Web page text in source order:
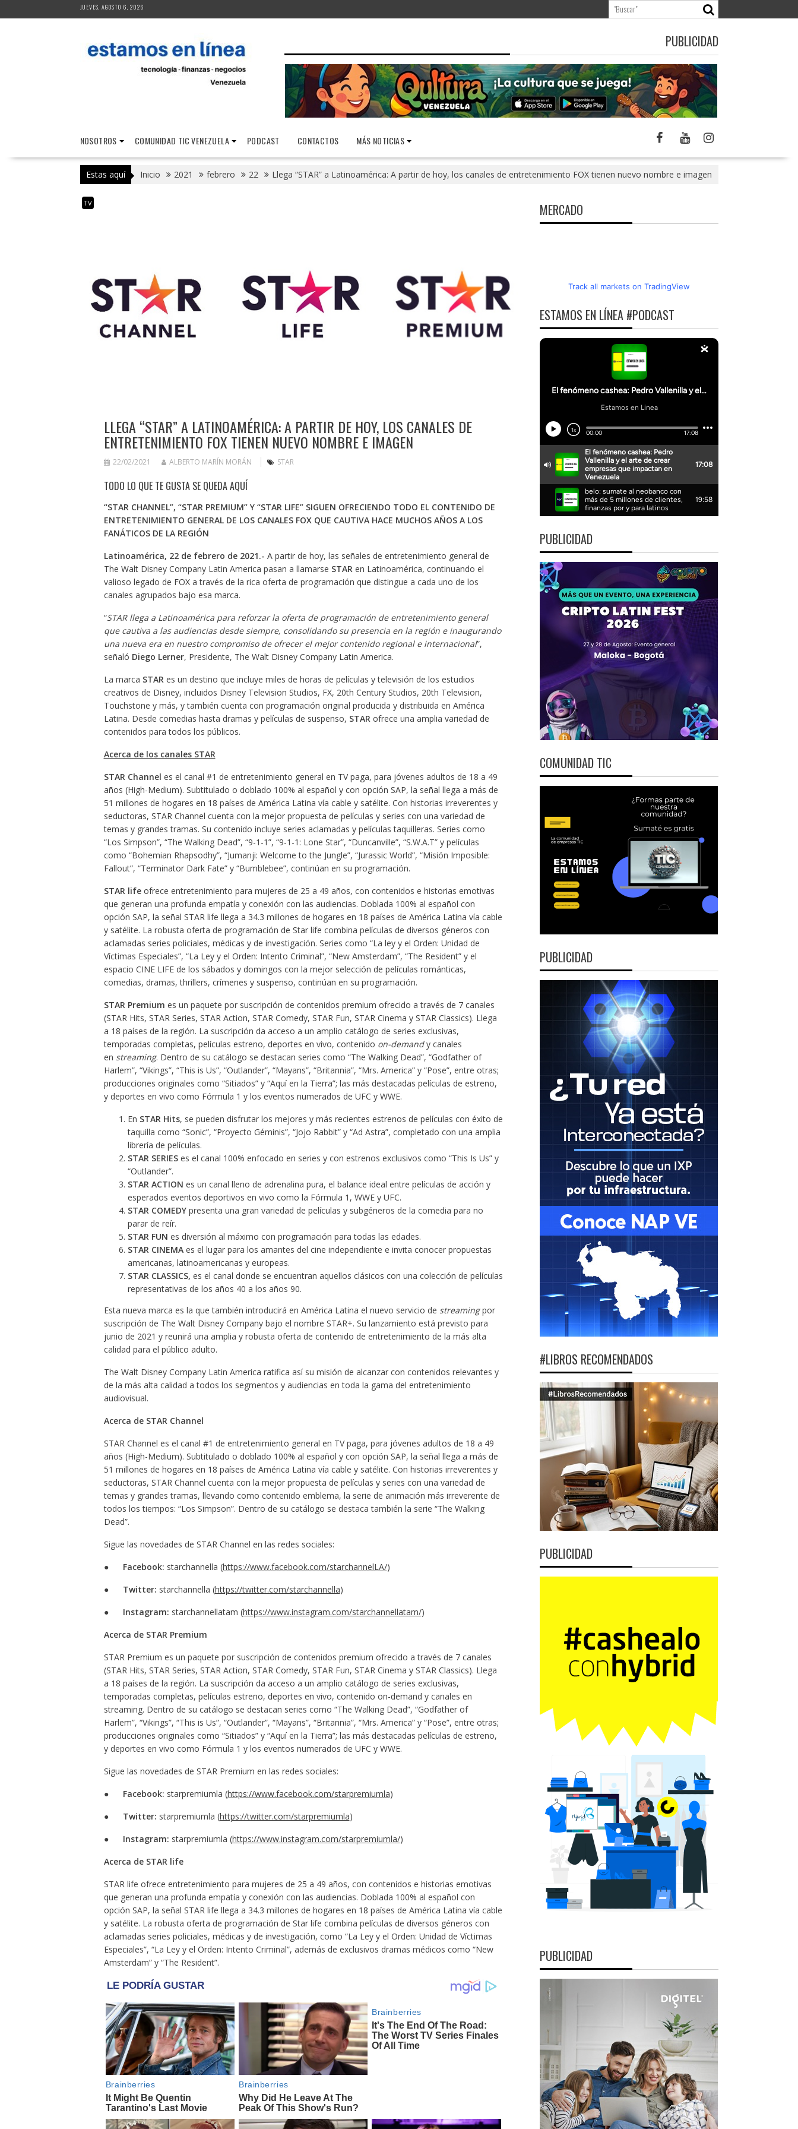
al
JUEVES, AGOSTO 6, 2026
PUBLICIDAD
NOSOTROS COMUNIDAD TIC VENEZUELA PODCAST CONTACTOS MÁS NOTICIAS
Estas aquí Inicio 2021 febrero 22 Llega “STAR” a Latinoamérica: A partir de hoy, los canales de entretenimiento FOX tienen nuevo nombre e imagen
TV
LLEGA “STAR” A LATINOAMÉRICA: A PARTIR DE HOY, LOS CANALES DE
ENTRETENIMIENTO FOX TIENEN NUEVO NOMBRE E IMAGEN
22/02/2021 ALBERTO MARÍN MORÁN STAR
TODO LO QUE TE GUSTA SE QUEDA AQUÍ
“STAR CHANNEL”, “STAR PREMIUM” Y “STAR LIFE” SIGUEN OFRECIENDO TODO EL CONTENIDO DE
ENTRETENIMIENTO GENERAL DE LOS CANALES FOX QUE CAUTIVA HACE MUCHOS AÑOS A LOS
FANÁTICOS DE LA REGIÓN
Latinoamérica, 22 de febrero de 2021.- A partir de hoy, las señales de entretenimiento general de
The Walt Disney Company Latin America pasan a llamarse STAR en Latinoamérica, continuando el
valioso legado de FOX a través de la rica oferta de programación que distingue a cada uno de los
canales agrupados bajo esa marca.
“STAR llega a Latinoamérica para reforzar la oferta de programación de entretenimiento general
que cautiva a las audiencias desde siempre, consolidando su presencia en la región e inaugurando
una nueva era en nuestro compromiso de ofrecer el mejor contenido regional e internacional”,
señaló Diego Lerner, Presidente, The Walt Disney Company Latin America.
La marca STAR es un destino que incluye miles de horas de películas y televisión de los estudios
creativos de Disney, incluidos Disney Television Studios, FX, 20th Century Studios, 20th Television,
Touchstone y más, y también cuenta con programación original producida y distribuida en América
Latina. Desde comedias hasta dramas y películas de suspenso, STAR ofrece una amplia variedad de
contenidos para todos los públicos.
Acerca de los canales STAR
STAR Channel es el canal #1 de entretenimiento general en TV paga, para jóvenes adultos de 18 a 49
años (High-Medium). Subtitulado o doblado 100% al español y con opción SAP, la señal llega a más de
51 millones de hogares en 18 países de América Latina vía cable y satélite. Con historias irreverentes y
seductoras, STAR Channel cuenta con la mejor propuesta de películas y series con una variedad de
temas y grandes tramas. Su contenido incluye series aclamadas y películas taquilleras. Series como
“Los Simpson”, “The Walking Dead”, “9-1-1”, “9-1-1: Lone Star”, “Duncanville”, “S.W.A.T” y películas
como “Bohemian Rhapsodhy”, “Jumanji: Welcome to the Jungle”, “Jurassic World”, “Misión Imposible:
Fallout”, “Terminator Dark Fate” y “Bumblebee”, continúan en su programación.
STAR lifeofrece entretenimiento para mujeres de 25 a 49 años, con contenidos e historias emotivas
que generan una profunda empatía y conexión con las audiencias. Doblada 100% al español con
opción SAP, la señal STAR life llega a 34.3 millones de hogares en 18 países de América Latina vía cable
y satélite. La robusta oferta de programación de Star life combina películas de diversos géneros con
aclamadas series policiales, médicas y de investigación. Series como “La ley y el Orden: Unidad de
Víctimas Especiales”, “La Ley y el Orden: Intento Criminal”, “New Amsterdam”, “The Resident” y el
espacio CINE LIFE de los sábados y domingos con la mejor selección de películas románticas,
comedias, dramas, thrillers, crímenes y suspenso, continúan en su programación.
STAR Premium es un paquete por suscripción de contenidos premium ofrecido a través de 7 canales
(STAR Hits, STAR Series, STAR Action, STAR Comedy, STAR Fun, STAR Cinema y STAR Classics). Llega
a 18 países de la región. La suscripción da acceso a un amplio catálogo de series exclusivas,
temporadas completas, películas estreno, deportes en vivo, contenido on-demandy canales
en streaming. Dentro de su catálogo se destacan series como “The Walking Dead”, “Godfather of
Harlem”, “Vikings”, “This is Us”, “Outlander”, “Mayans”, “Britannia”, “Mrs. America” y “Pose”, entre otras;
producciones originales como “Sitiados” y “Aquí en la Tierra”; las más destacadas películas de estreno,
y deportes en vivo como Fórmula 1 y los eventos numerados de UFC y WWE.
En STAR Hits, se pueden disfrutar los mejores y más recientes estrenos de películas con éxito de
taquilla como “Sonic”, “Proyecto Géminis”, “Jojo Rabbit” y “Ad Astra”, completado con una amplia
librería de películas.
STAR SERIESes el canal 100% enfocado en series y con estrenos exclusivos como “This Is Us” y
“Outlander”.
STAR ACTION es un canal lleno de adrenalina pura, el balance ideal entre películas de acción y
esperados eventos deportivos en vivo como la Fórmula 1, WWE y UFC.
STAR COMEDYpresenta una gran variedad de películas y subgéneros de la comedia para no
parar de reír.
STAR FUN es diversión al máximo con programación para todas las edades.
STAR CINEMA es el lugar para los amantes del cine independiente e invita conocer propuestas
americanas, latinoamericanas y europeas.
STAR CLASSICS, es el canal donde se encuentran aquellos clásicos con una colección de películas
representativas de los años 40 a los años 90.
Esta nueva marca es la que también introducirá en América Latina el nuevo servicio de streamingpor
suscripción de The Walt Disney Company bajo el nombre STAR+. Su lanzamiento está previsto para
junio de 2021 y reunirá una amplia y robusta oferta de contenido de entretenimiento de la más alta
calidad para el público adulto.
The Walt Disney Company Latin America ratifica así su misión de alcanzar con contenidos relevantes y
de la más alta calidad a todos los segmentos y audiencias en toda la gama del entretenimiento
audiovisual.
Acerca de STAR Channel
STAR Channel es el canal #1 de entretenimiento general en TV paga, para jóvenes adultos de 18 a 49
años (High-Medium). Subtitulado o doblado 100% al español y con opción SAP, la señal llega a más de
51 millones de hogares en 18 países de América Latina vía cable y satélite. Con historias irreverentes y
seductoras, STAR Channel cuenta con la mejor propuesta de películas y series con una variedad de
temas y grandes tramas, llevando como contenido emblema, la serie de animación más irreverente de
todos los tiempos: “Los Simpson”. Dentro de su catálogo se destaca también la serie “The Walking
Dead”.
Sigue las novedades de STAR Channel en las redes sociales:
● Facebook: starchannella (https://www.facebook.com/starchannelLA/)
● Twitter: starchannella (https://twitter.com/starchannella)
● Instagram: starchannellatam (https://www.instagram.com/starchannellatam/)
Acerca de STAR Premium
STAR Premium es un paquete por suscripción de contenidos premium ofrecido a través de 7 canales
(STAR Hits, STAR Series, STAR Action, STAR Comedy, STAR Fun, STAR Cinema y STAR Classics). Llega
a 18 países de la región. La suscripción da acceso a un amplio catálogo de series exclusivas,
temporadas completas, películas estreno, deportes en vivo, contenido on-demand y canales en
streaming. Dentro de su catálogo se destacan series como “The Walking Dead”, “Godfather of
Harlem”, “Vikings”, “This is Us”, “Outlander”, “Mayans”, “Britannia”, “Mrs. America” y “Pose”, entre otras;
producciones originales como “Sitiados” y “Aquí en la Tierra”; las más destacadas películas de estreno,
y deportes en vivo como Fórmula 1 y los eventos numerados de UFC y WWE.
Sigue las novedades de STAR Premium en las redes sociales:
● Facebook: starpremiumla (https://www.facebook.com/starpremiumla)
● Twitter: starpremiumla (https://twitter.com/starpremiumla)
● Instagram: starpremiumla (https://www.instagram.com/starpremiumla/)
Acerca de STAR life
STAR life ofrece entretenimiento para mujeres de 25 a 49 años, con contenidos e historias emotivas
que generan una profunda empatía y conexión con las audiencias. Doblada 100% al español con
opción SAP, la señal STAR life llega a 34.3 millones de hogares en 18 países de América Latina vía cable
y satélite. La robusta oferta de programación de Star life combina películas de diversos géneros con
aclamadas series policiales, médicas y de investigación, como “La Ley y el Orden: Unidad de Víctimas
Especiales”, “La Ley y el Orden: Intento Criminal”, además de exclusivos dramas médicos como “New
Amsterdam” y “The Resident”.
MERCADO
Track all markets on TradingView
ESTAMOS EN LÍNEA #PODCAST
PUBLICIDAD
COMUNIDAD TIC
PUBLICIDAD
#LIBROS RECOMENDADOS
PUBLICIDAD
PUBLICIDAD